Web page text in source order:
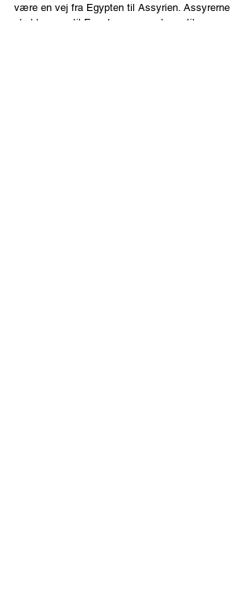
være en vej fra Egypten til Assyrien. Assyrerne
skal komme til Egypten og egypterne til